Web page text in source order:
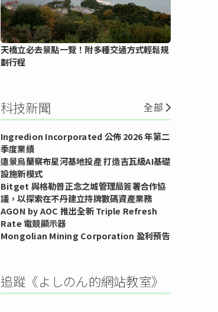
天橋立必去景點一覽！附多種交通方式輕鬆規
劃行程
科技新聞 全部
Ingredion Incorporated 公佈 2026 年第二
季度業績
遠景烏蘭察布星河基地投產 打造吉瓦級AI基礎
設施新模式
Bitget 與格勒普正念之城管理局簽署合作協
議，以探索在不丹建立持牌數碼資產業務
AGON by AOC 推出全新 Triple Refresh
Rate 電競顯示器
Mongolian Mining Corporation 盈利預告
追蹤《よしのん的網站教室》